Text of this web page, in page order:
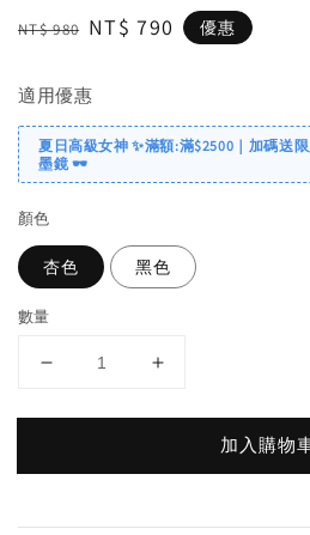
Regular
NT$ 980 Sale
NT$ 790 優惠
適用優惠
夏日高級女神 ✨滿額:滿$2500｜加碼送
墨鏡 🕶️
顏色
杏色 黑色
數量
加入購物